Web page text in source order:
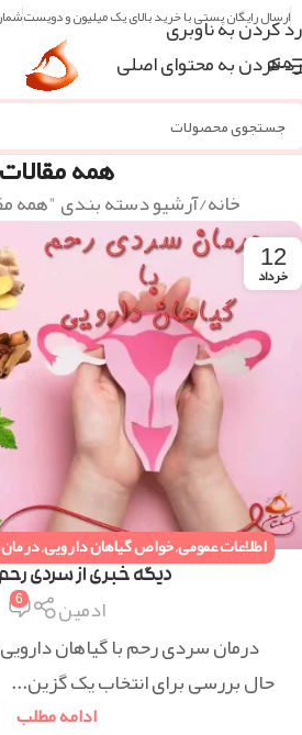
رد کردن به ناوبری
رد کردن به محتوای اصلی
ارسال رایگان پستی با خرید بالای یک میلیون و دویستشماره
منو
همه
خانه/آرشیو دسته بندی "همه
12
خرداد
اطلاعات عمومی,خواص گیاهان دارویی,درمان
همه مقالاتدیگه خبری از سردی
ادمین 6
درمان سردی رحم با گیاهان
حال بررسی برای انتخاب یک گزین...
ادامه مطلب